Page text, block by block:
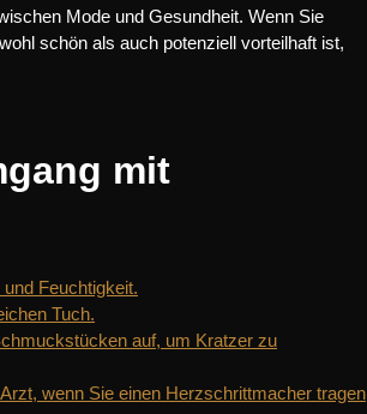
Mode und Gesundheit. Wenn Sie
schön als auch potenziell vorteilhaft ist,
mit
Feuchtigkeit.
Tuch.
auf, um Kratzer zu
wenn Sie einen Herzschrittmacher tragen